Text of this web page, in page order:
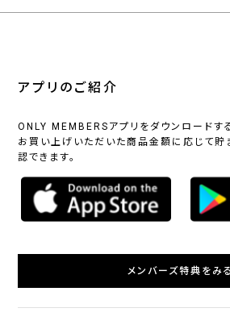
アプリのご紹介
ONLY MEMBERSアプリをダウンロードする
お買い上げいただいた商品金額に応じて貯
認できます。
メンバーズ特典をみる